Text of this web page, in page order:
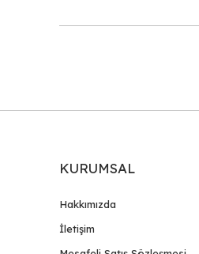
KURUMSAL
Hakkımızda
İletişim